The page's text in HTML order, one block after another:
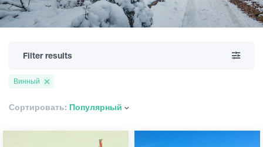
Туры
Filter results
Сортировать: Популярный
Винный